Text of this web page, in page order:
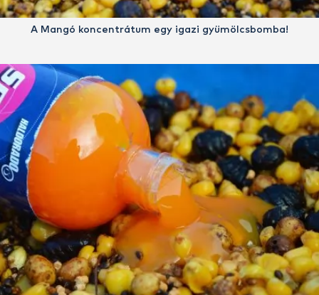
A Mangó koncentrátum egy igazi gyümölcsbomba!